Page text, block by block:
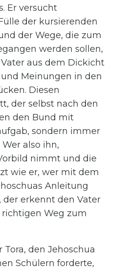
Er versucht
der kursierenden
der Wege, die zum
werden sollen,
aus dem Dickicht
Meinungen in den
Diesen
der selbst nach den
den Bund mit
sondern immer
also ihn,
nimmt und die
wie er, wer mit dem
Anleitung
der erkennt den Vater
Weg zum
Tora, den Jehoschua
Schülern forderte,